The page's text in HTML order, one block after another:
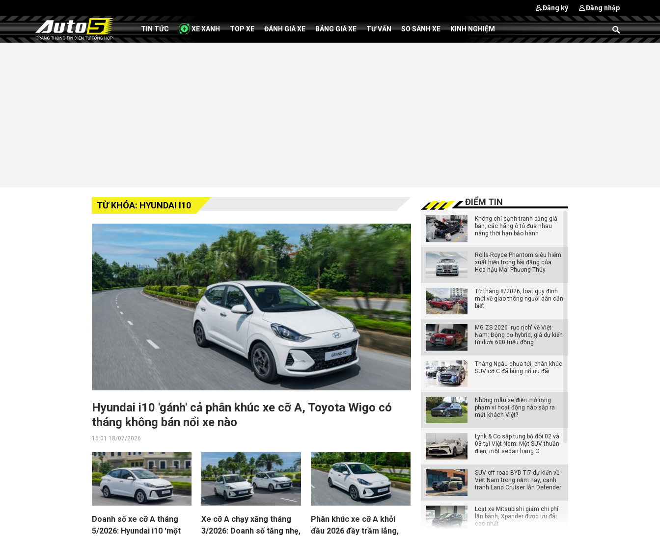
Đăng ký Đăng nhập
TIN TỨC XE XANH TOP XE ĐÁNH GIÁ XE BẢNG GIÁ XE TƯ VẤN SO SÁNH XE KINH NGHIỆM
TỪ KHÓA: HYUNDAI I10
Hyundai i10 'gánh' cả phân khúc xe cỡ A, Toyota Wigo có
tháng không bán nổi xe nào
16:01 18/07/2026
Doanh số xe cỡ A tháng
5/2026: Hyundai i10 'một
Xe cỡ A chạy xăng tháng
3/2026: Doanh số tăng nhẹ,
Phân khúc xe cỡ A khởi
đầu 2026 đầy trầm lắng,
ĐIỂM TIN
Không chỉ cạnh tranh bằng giá
bán, các hãng ô tô đua nhau
nâng thời hạn bảo hành
Rolls-Royce Phantom siêu hiếm
xuất hiện trong bài đăng của
Hoa hậu Mai Phương Thúy
Từ tháng 8/2026, loạt quy định
mới về giao thông người dân cần
biết
MG ZS 2026 'rục rịch' về Việt
Nam: Động cơ hybrid, giá dự kiến
từ dưới 600 triệu đồng
Tháng Ngâu chưa tới, phân khúc
SUV cỡ C đã bùng nổ ưu đãi
Những mẫu xe điện mở rộng
phạm vi hoạt động nào sắp ra
mắt khách Việt?
Lynk & Co sắp tung bộ đôi 02 và
03 tại Việt Nam: Một SUV thuần
điện, một sedan hạng C
SUV off-road BYD Ti7 dự kiến về
Việt Nam trong năm nay, cạnh
tranh Land Cruiser lẫn Defender
Loạt xe Mitsubishi giảm chi phí
lăn bánh, Xpander được ưu đãi
cao nhất